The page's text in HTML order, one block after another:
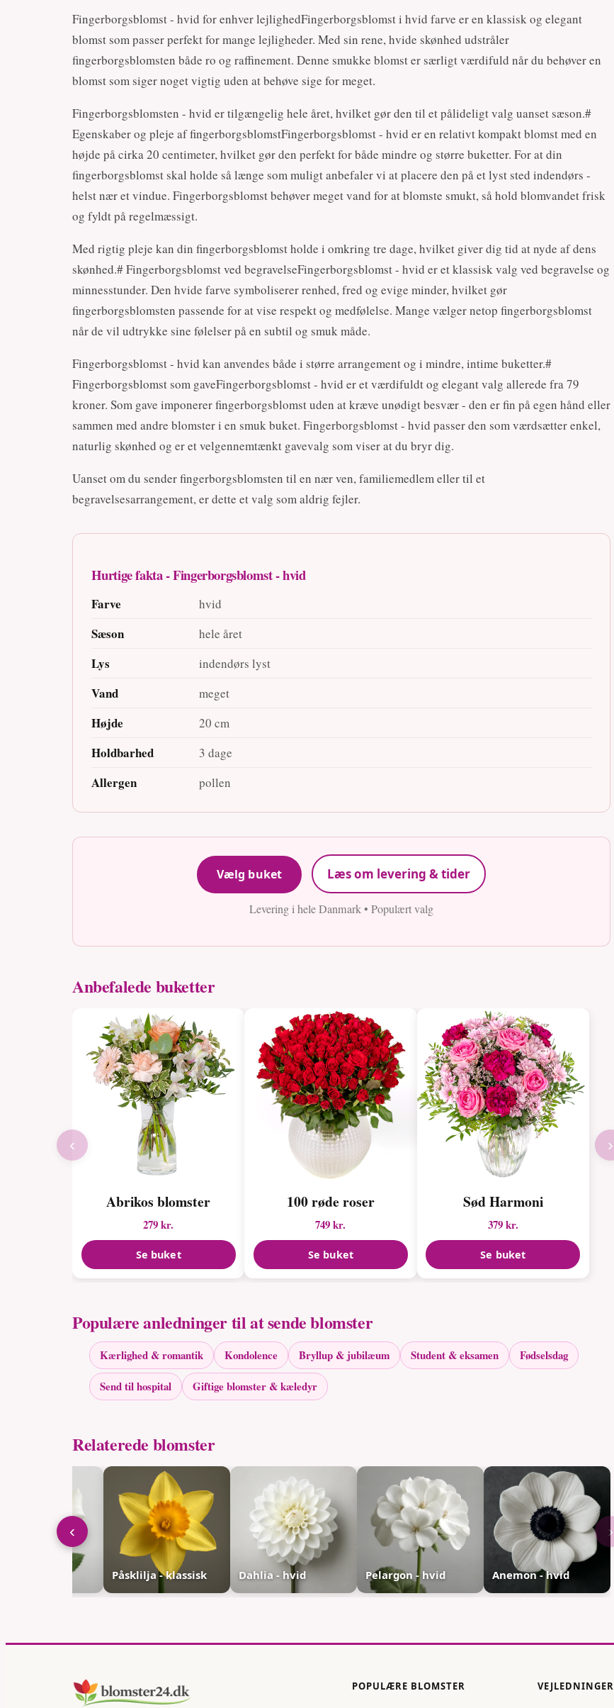
Fingerborgsblomst - hvid for enhver lejlighedFingerborgsblomst i hvid farve er en klassisk og elegant
blomst som passer perfekt for mange lejligheder. Med sin rene, hvide skønhed udstråler
fingerborgsblomsten både ro og raffinement. Denne smukke blomst er særligt værdifuld når du behøver en
blomst som siger noget vigtig uden at behøve sige for meget.
Fingerborgsblomsten - hvid er tilgængelig hele året, hvilket gør den til et pålideligt valg uanset sæson.#
Egenskaber og pleje af fingerborgsblomstFingerborgsblomst - hvid er en relativt kompakt blomst med en
højde på cirka 20 centimeter, hvilket gør den perfekt for både mindre og større buketter. For at din
fingerborgsblomst skal holde så længe som muligt anbefaler vi at placere den på et lyst sted indendørs -
helst nær et vindue. Fingerborgsblomst behøver meget vand for at blomste smukt, så hold blomvandet frisk
og fyldt på regelmæssigt.
Med rigtig pleje kan din fingerborgsblomst holde i omkring tre dage, hvilket giver dig tid at nyde af dens
skønhed.# Fingerborgsblomst ved begravelseFingerborgsblomst - hvid er et klassisk valg ved begravelse og
minnesstunder. Den hvide farve symboliserer renhed, fred og evige minder, hvilket gør
fingerborgsblomsten passende for at vise respekt og medfølelse. Mange vælger netop fingerborgsblomst
når de vil udtrykke sine følelser på en subtil og smuk måde.
Fingerborgsblomst - hvid kan anvendes både i større arrangement og i mindre, intime buketter.#
Fingerborgsblomst som gaveFingerborgsblomst - hvid er et værdifuldt og elegant valg allerede fra 79
kroner. Som gave imponerer fingerborgsblomst uden at kræve unødigt besvær - den er fin på egen hånd eller
sammen med andre blomster i en smuk buket. Fingerborgsblomst - hvid passer den som værdsætter enkel,
naturlig skønhed og er et velgennemtænkt gavevalg som viser at du bryr dig.
Uanset om du sender fingerborgsblomsten til en nær ven, familiemedlem eller til et
begravelsesarrangement, er dette et valg som aldrig fejler.
Hurtige fakta - Fingerborgsblomst - hvid
Farve hvid
Sæson hele året
Lys indendørs lyst
Vand meget
Højde 20 cm
Holdbarhed 3 dage
Allergen pollen
Vælg buket Læs om levering & tider
Levering i hele Danmark • Populært valg
Anbefalede buketter
Abrikos blomster
279 kr.
Se buket
100 røde roser
749 kr.
Se buket
Sød Harmoni
379 kr.
Se buket
‹ ›
Populære anledninger til at sende blomster
Kærlighed & romantik Kondolence Bryllup & jubilæum Student & eksamen Fødselsdag
Send til hospital Giftige blomster & kæledyr
Relaterede blomster
Påsklilja - klassisk Dahlia - hvid Pelargon - hvid Anemon - hvid
‹ ›
POPULÆRE BLOMSTER VEJLEDNINGER